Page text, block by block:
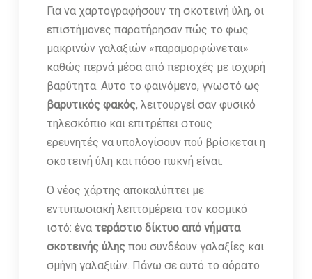
Για να χαρτογραφήσουν τη σκοτεινή ύλη, οι
επιστήμονες παρατήρησαν πώς το φως
μακρινών γαλαξιών «παραμορφώνεται»
καθώς περνά μέσα από περιοχές με ισχυρή
βαρύτητα. Αυτό το φαινόμενο, γνωστό ως
βαρυτικός φακός, λειτουργεί σαν φυσικό
τηλεσκόπιο και επιτρέπει στους
ερευνητές να υπολογίσουν πού βρίσκεται η
σκοτεινή ύλη και πόσο πυκνή είναι.
Ο νέος χάρτης αποκαλύπτει με
εντυπωσιακή λεπτομέρεια τον κοσμικό
ιστό: ένα τεράστιο δίκτυο από νήματα
σκοτεινής ύληςπου συνδέουν γαλαξίες και
σμήνη γαλαξιών. Πάνω σε αυτό το αόρατο